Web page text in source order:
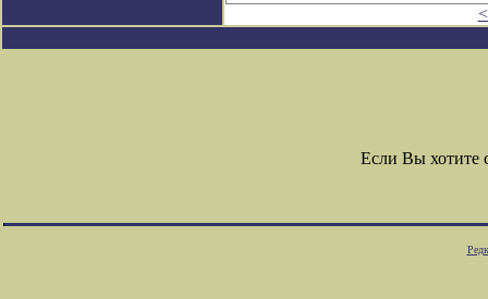
Если Вы хотите